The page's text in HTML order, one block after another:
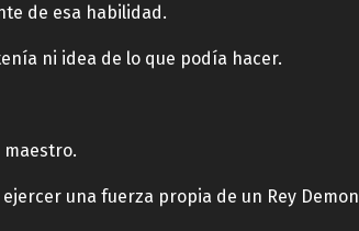
de esa habilidad.
ni idea de lo que podía hacer.
una fuerza propia de un Rey